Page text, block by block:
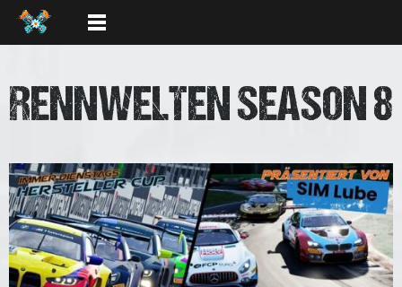
RENNWELTEN SEASON 8